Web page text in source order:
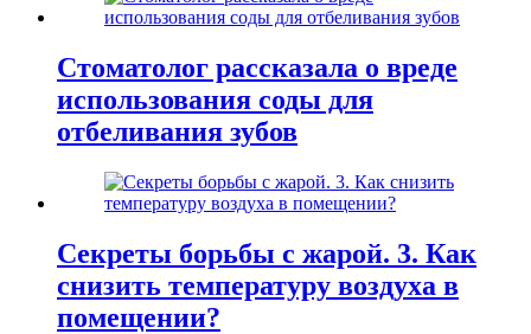
Стоматолог рассказала о вреде
использования соды для
отбеливания зубов
Секреты борьбы с жарой. 3. Как
снизить температуру воздуха в
помещении?